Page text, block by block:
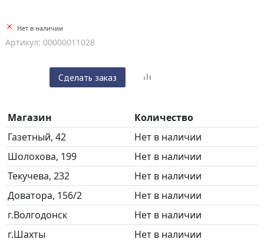
Нет в наличии
Артикул: 00000011028
Сделать заказ
Магазин
Количество
Газетный, 42
Нет в наличии
Шолохова, 199
Нет в наличии
Текучева, 232
Нет в наличии
Доватора, 156/2
Нет в наличии
г.Волгодонск
Нет в наличии
г.Шахты
Нет в наличии